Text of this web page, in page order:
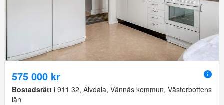
575 000 kr
Bostadsrätt i 911 32, Älvdala, Vännäs kommun, Västerbottens
län